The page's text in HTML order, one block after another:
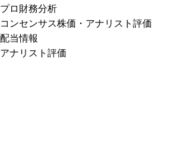
プロ 財務分析
コンセンサス株価 ・アナリスト評価
配当情報
アナリスト評価